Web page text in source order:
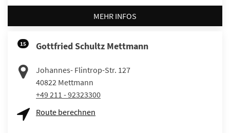
MEHR INFOS
15 Gottfried Schultz Mettmann
Johannes- Flintrop-Str. 127
40822 Mettmann
+49 211 - 92323300
Route berechnen